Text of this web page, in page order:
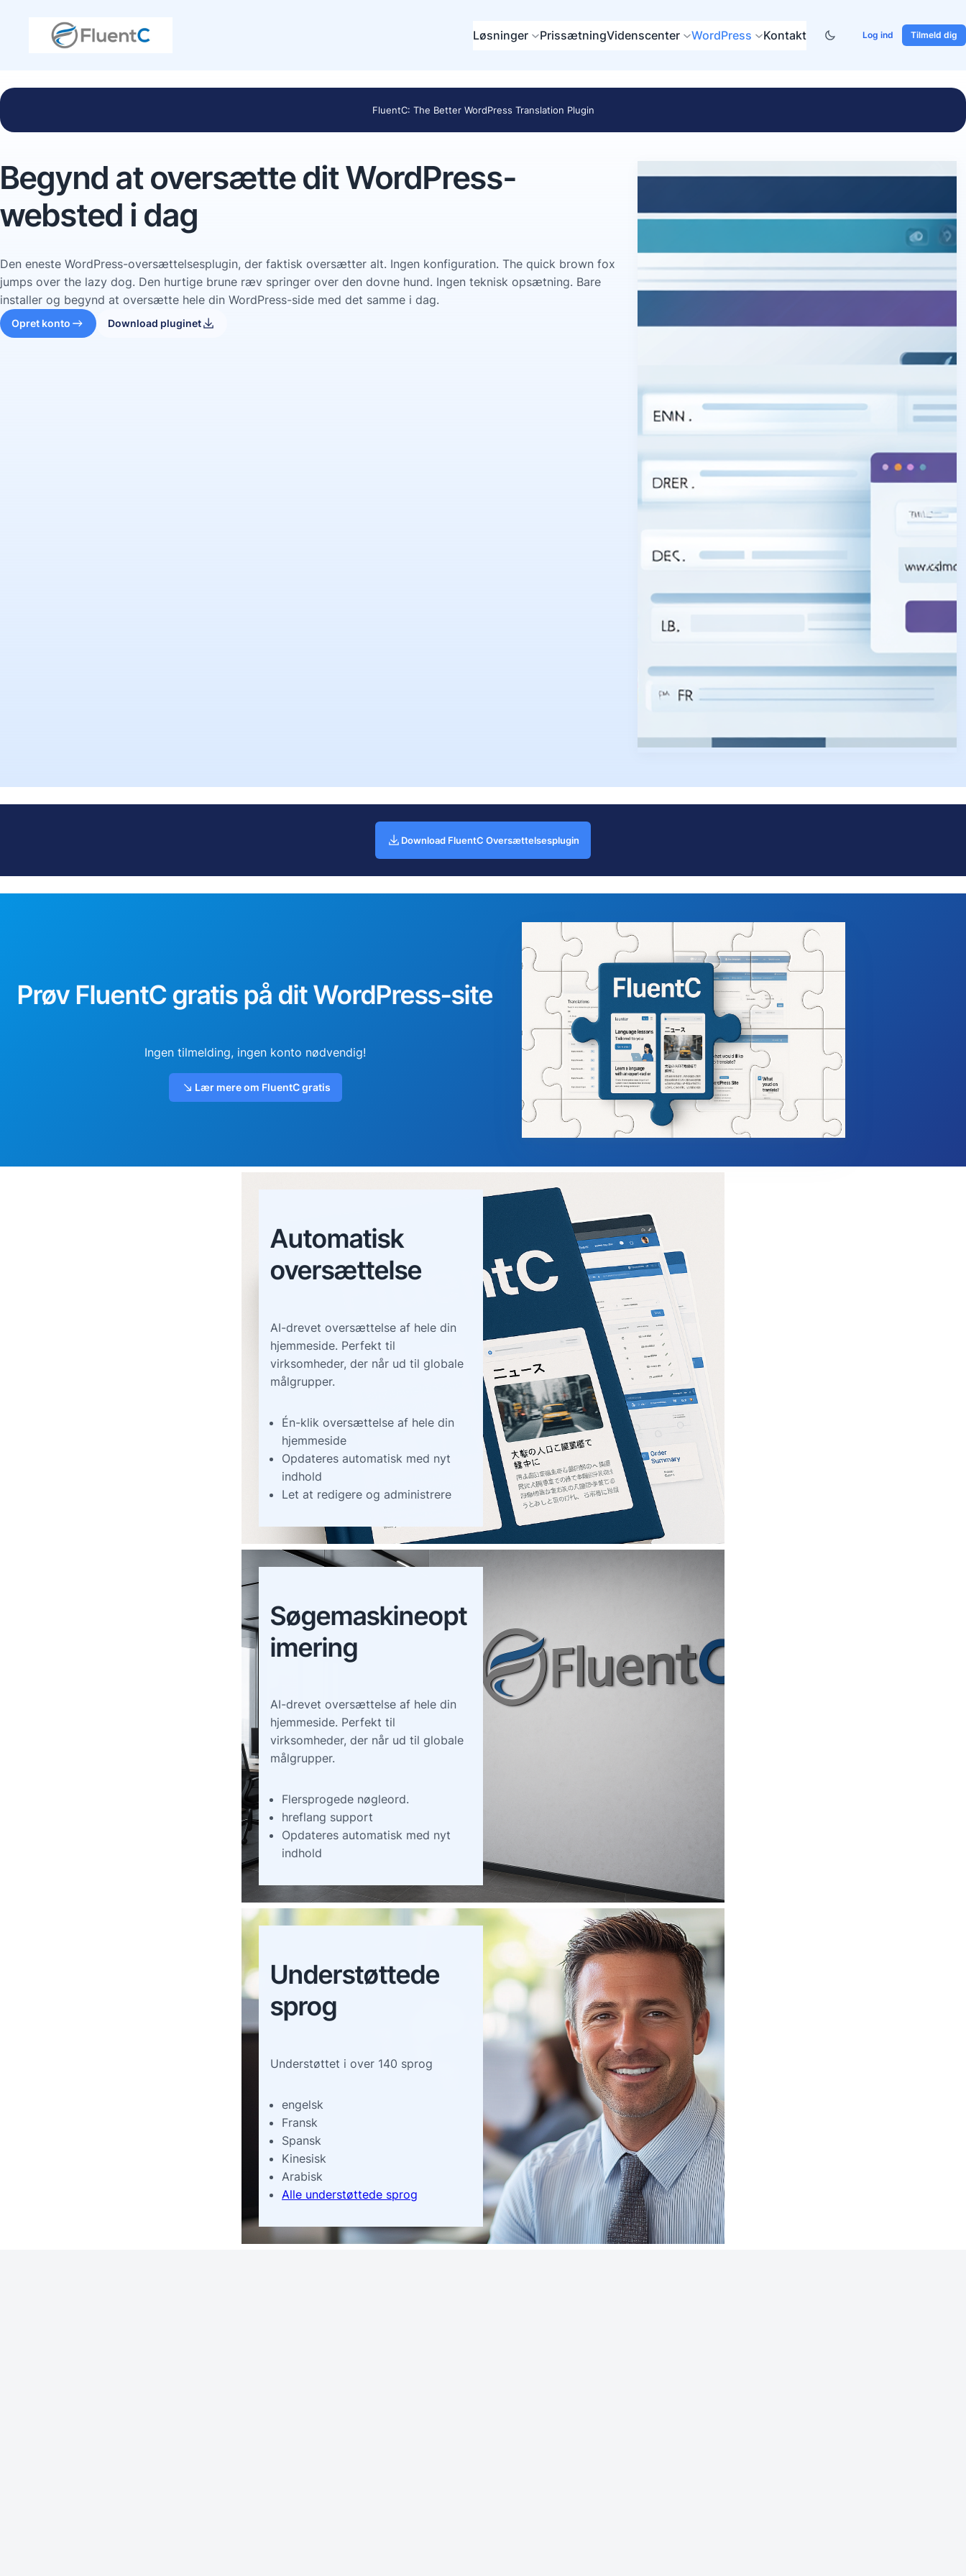
Løsninger PrissætningVidenscenter WordPress Kontakt Log ind Tilmeld dig
FluentC: The Better WordPress Translation Plugin
Begynd at oversætte dit WordPress-
websted i dag
Den eneste WordPress-oversættelsesplugin, der faktisk oversætter alt. Ingen konfiguration. The quick brown fox
jumps over the lazy dog. Den hurtige brune ræv springer over den dovne hund. Ingen teknisk opsætning. Bare
installer og begynd at oversætte hele din WordPress-side med det samme i dag.
Opret konto Download pluginet
Download FluentC Oversættelsesplugin
Prøv FluentC gratis på dit WordPress-site
Ingen tilmelding, ingen konto nødvendig!
Lær mere om FluentC gratis
Automatisk
oversættelse
AI-drevet oversættelse af hele din
hjemmeside. Perfekt til
virksomheder, der når ud til globale
målgrupper.
Én-klik oversættelse af hele din
hjemmeside
Opdateres automatisk med nyt
indhold
Let at redigere og administrere
Søgemaskineopt
imering
AI-drevet oversættelse af hele din
hjemmeside. Perfekt til
virksomheder, der når ud til globale
målgrupper.
Flersprogede nøgleord.
hreflang support
Opdateres automatisk med nyt
indhold
Understøttede
sprog
Understøttet i over 140 sprog
engelsk
Fransk
Spansk
Kinesisk
Arabisk
Alle understøttede sprog